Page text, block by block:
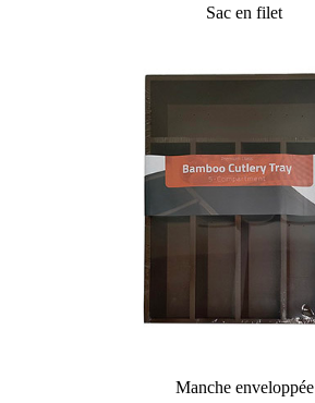
Sac en filet
Manche enveloppée